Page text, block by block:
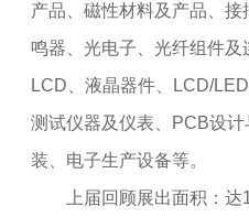
产品、磁性材料及产品、
鸣器、光电子、光纤组件
LCD、液晶器件、LCD/
测试仪器及仪表、PCB设
装、电子生产设备等。
上届回顾展出面积：达